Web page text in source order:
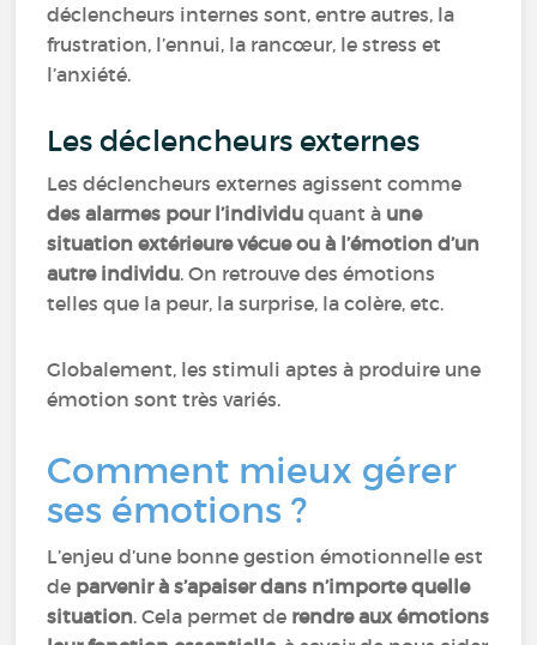
déclencheurs internes sont, entre autres, la
frustration, l’ennui, la rancœur, le stress et
l’anxiété.
Les déclencheurs externes
Les déclencheurs externes agissent comme
des alarmes pour l’individu quant à une
situation extérieure vécue ou à l’émotion d’un
autre individu. On retrouve des émotions
telles que la peur, la surprise, la colère, etc.
Globalement, les stimuli aptes à produire une
émotion sont très variés.
Comment mieux gérer
ses émotions ?
L’enjeu d’une bonne gestion émotionnelle est
de parvenir à s’apaiser dans n’importe quelle
situation. Cela permet de rendre aux émotions